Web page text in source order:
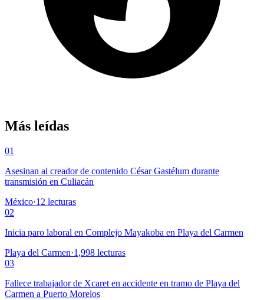
Más leídas
01
Asesinan al creador de contenido César Gastélum durante
transmisión en Culiacán
México·12 lecturas
02
Inicia paro laboral en Complejo Mayakoba en Playa del Carmen
Playa del Carmen·1,998 lecturas
03
Fallece trabajador de Xcaret en accidente en tramo de Playa del
Carmen a Puerto Morelos